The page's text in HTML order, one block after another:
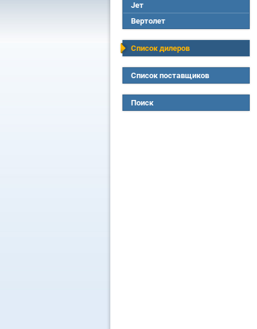
Jет
Вертолет
Список дилеров
Список поставщиков
Поиск